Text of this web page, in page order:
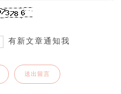
有新文章通知我